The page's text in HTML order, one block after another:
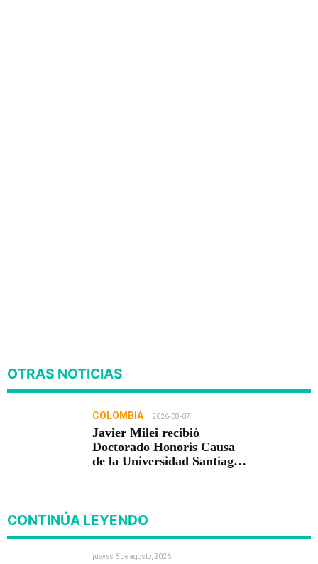
OTRAS NOTICIAS
COLOMBIA 2026-08-07
Javier Milei recibió
Doctorado Honoris Causa
de la Universidad Santiago
CONTINÚA LEYENDO
jueves 6 de agosto, 2026